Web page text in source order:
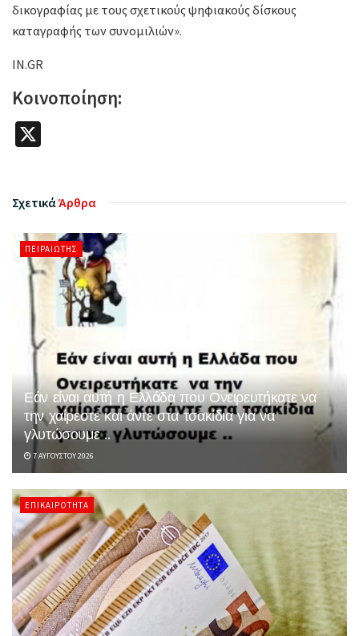
δικογραφίας με τους σχετικούς ψηφιακούς δίσκους
καταγραφής των συνομιλιών».
IN.GR
Κοινοποίηση:
ΣχετικάΆρθρα
ΠΕΙΡΑΙΏΤΗΣ
Εάν είναι αυτή η Ελλάδα που Ονειρευτήκατε να
την χαίρεστε και άντε στα τσακίδια για να
γλυτώσουμε ..
7 ΑΥΓΟΎΣΤΟΥ 2026
ΕΠΙΚΑΙΡΌΤΗΤΑ